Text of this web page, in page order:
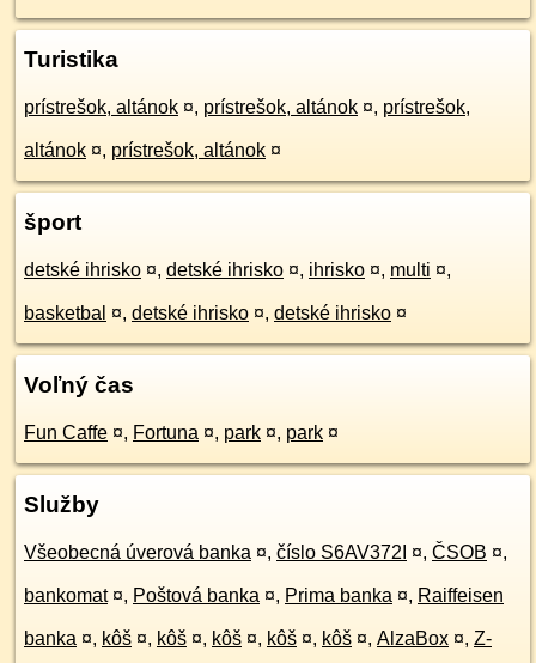
Turistika
prístrešok, altánok ¤, prístrešok, altánok ¤, prístrešok,
altánok ¤, prístrešok, altánok ¤
šport
detské ihrisko ¤, detské ihrisko ¤, ihrisko ¤, multi ¤,
basketbal ¤, detské ihrisko ¤, detské ihrisko ¤
Voľný čas
Fun Caffe ¤, Fortuna ¤, park ¤, park ¤
Služby
Všeobecná úverová banka ¤, číslo S6AV372I ¤, ČSOB ¤,
bankomat ¤, Poštová banka ¤, Prima banka ¤, Raiffeisen
banka ¤, kôš ¤, kôš ¤, kôš ¤, kôš ¤, kôš ¤, AlzaBox ¤, Z-